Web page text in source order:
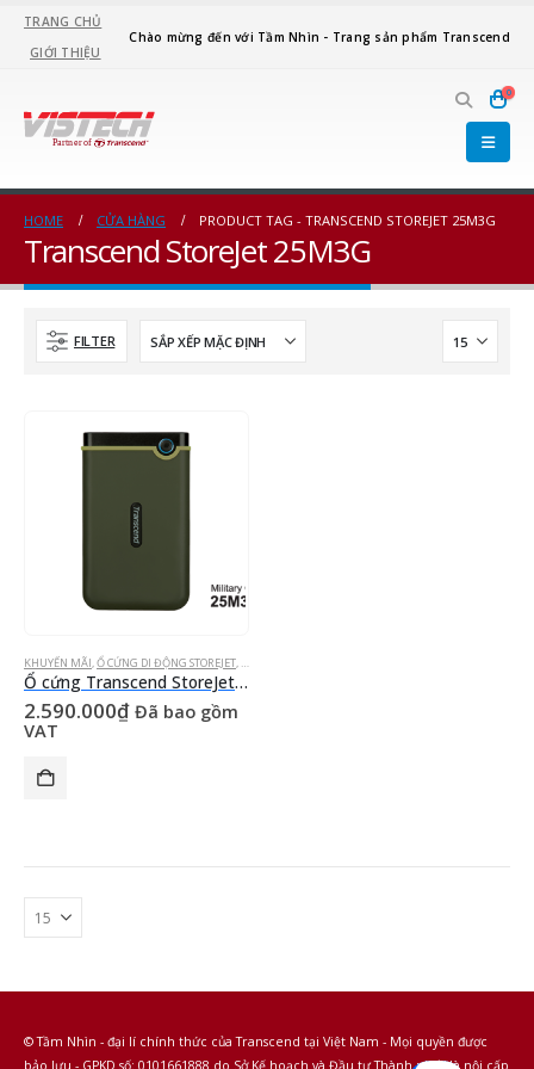
TRANG CHỦ
GIỚI THIỆU
Chào mừng đến với Tầm Nhìn - Trang sản phẩm Transcend
0
HOME CỬA HÀNG PRODUCT TAG - TRANSCEND STOREJET 25M3G
Transcend StoreJet 25M3G
FILTER
KHUYẾN MÃI,Ổ CỨNG DI ĐỘNG STOREJET, Ổ CỨNG GẮN NGOÀI
Ổ cứng Transcend StoreJet 25M3G 2TB TS2TSJ25M3G
2.590.000₫ Đã bao gồm
VAT
© Tầm Nhìn - đại lí chính thức của Transcend tại Việt Nam - Mọi quyền được
bảo lưu - GPKD số: 0101661888 do Sở Kế hoạch và Đầu tư Thành phố Hà nội cấp